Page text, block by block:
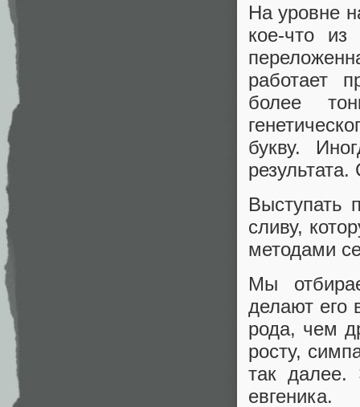
На уровне
кое‑что
работает
более
букву.
Выступать
сливу,
методами
Мы
делают его
рода, чем
росту,
так далее.
евгеника.